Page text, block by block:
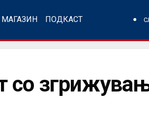
МАГАЗИН ПОДКАСТ
со